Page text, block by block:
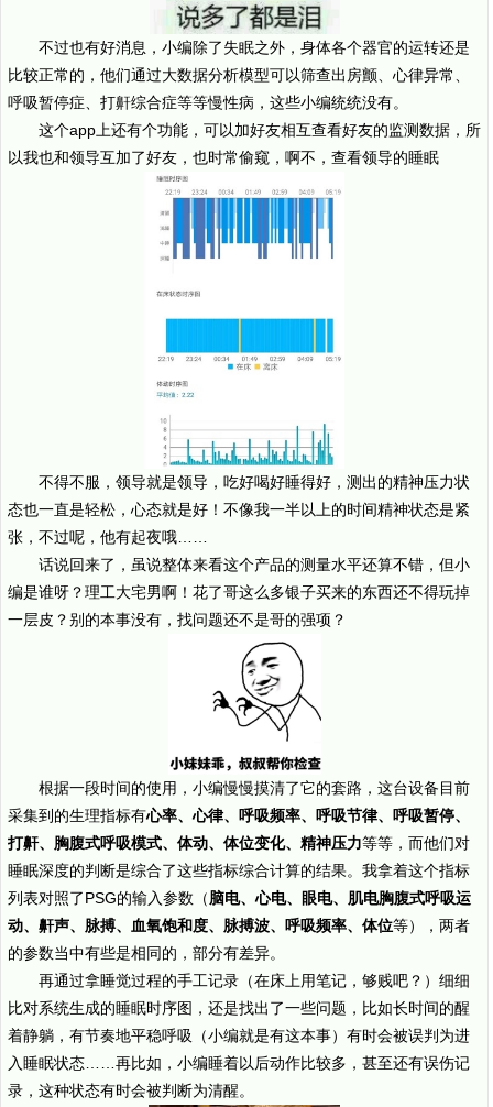
不过也有好消息，小编除了失眠之外，身体各个器官的运转还是
比较正常的，他们通过大数据分析模型可以筛查出房颤、心律异常、
呼吸暂停症、打鼾综合症等等慢性病，这些小编统统没有。
这个app上还有个功能，可以加好友相互查看好友的监测数据，所
以我也和领导互加了好友，也时常偷窥，啊不，查看领导的睡眠
不得不服，领导就是领导，吃好喝好睡得好，测出的精神压力状
态也一直是轻松，心态就是好！不像我一半以上的时间精神状态是紧
张，不过呢，他有起夜哦……
话说回来了，虽说整体来看这个产品的测量水平还算不错，但小
编是谁呀？理工大宅男啊！花了哥这么多银子买来的东西还不得玩掉
一层皮？别的本事没有，找问题还不是哥的强项？
根据一段时间的使用，小编慢慢摸清了它的套路，这台设备目前
采集到的生理指标有心率、心律、
呼吸频率、呼吸节律、呼吸暂停、
打鼾、胸腹式呼吸模式、体动、体位变化、精神压力等等，而他们对
睡眠深度的判断是综合了这些指标综合计算的结果。我拿着这个指标
列表对照了PSG的输入参数（脑电、心电、眼电、肌电胸腹式呼吸运
动、鼾声、脉搏、血氧饱和度、脉搏波、呼吸频率、体位等），两者
的参数当中有些是相同的，部分有差异。
再通过拿睡觉过程的手工记录（在床上用笔记，够贱吧？）细细
比对系统生成的睡眠时序图，还是找出了一些问题，比如长时间的醒
着静躺，有节奏地平稳呼吸（小编就是有这本事）有时会被误判为进
入睡眠状态……再比如，小编睡着以后动作比较多，甚至还有误伤记
录，这种状态有时会被判断为清醒。